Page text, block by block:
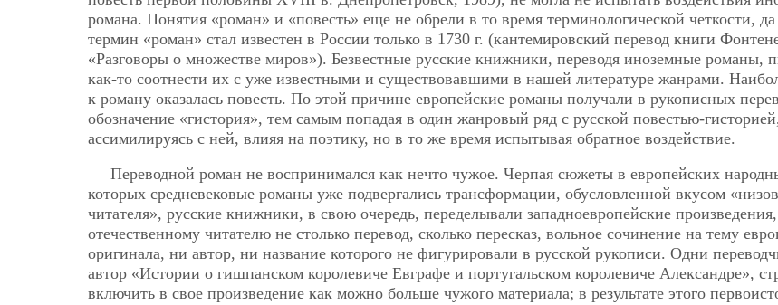
романа. Понятия «роман» и «повесть» еще не обрели в то время терминологической четкости,
термин «роман» стал известен в России только в 1730 г. (кантемировский перевод книги
«Разговоры о множестве миров»). Безвестные русские книжники, переводя иноземные романы,
как-то соотнести их с уже известными и существовавшими в нашей литературе жанрами.
к роману оказалась повесть. По этой причине европейские романы получали в рукописных
обозначение «гистория», тем самым попадая в один жанровый ряд с русской повестью-гисторией,
ассимилируясь с ней, влияя на поэтику, но в то же время испытывая обратное воздействие.
Переводной роман не воспринимался как нечто чужое. Черпая сюжеты в европейских
которых средневековые романы уже подвергались трансформации, обусловленной вкусом
читателя», русские книжники, в свою очередь, переделывали западноевропейские произведения,
отечественному читателю не столько перевод, сколько пересказ, вольное сочинение на тему
оригинала, ни автор, ни название которого не фигурировали в русской рукописи. Одни
автор «Истории о гишпанском королевиче Евграфе и португальском королевиче Александре»,
включить в свое произведение как можно больше чужого материала; в результате этого